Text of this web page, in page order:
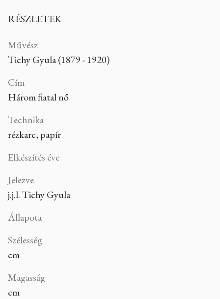
RÉSZLETEK
Művész
Tichy Gyula (1879 - 1920)
Cím
Három fiatal nő
Technika
rézkarc, papír
Elkészítés éve
Jelezve
j.j.l. Tichy Gyula
Állapota
Szélesség
cm
Magasság
cm